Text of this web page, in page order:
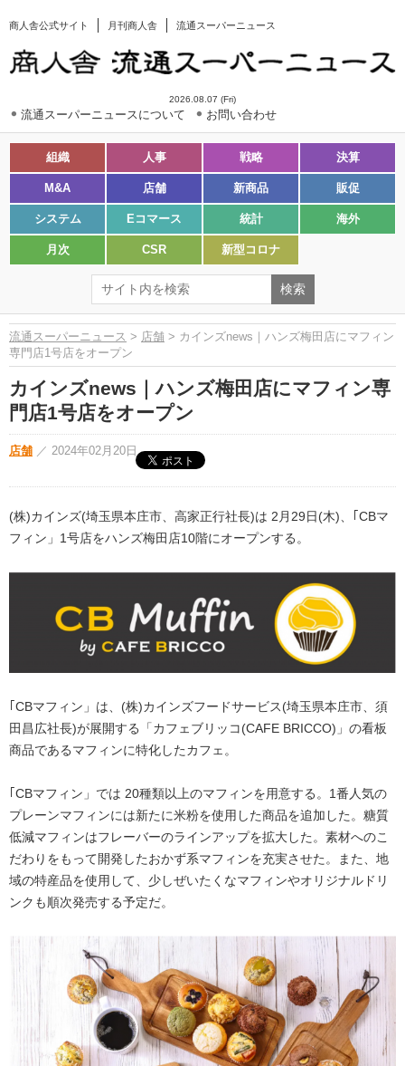
商人舎公式サイト 月刊商人舎 流通スーパーニュース
2026.08.07 (Fri)
流通スーパーニュースについて お問い合わせ
組織 人事 戦略 決算
M&A 店舗 新商品 販促
システム Eコマース 統計 海外
月次 CSR 新型コロナ
流通スーパーニュース > 店舗 > カインズnews｜ハンズ梅田店にマフィン
専門店1号店をオープン
カインズnews｜ハンズ梅田店にマフィン専
門店1号店をオープン
店舗 ／ 2024年02月20日
(株)カインズ(埼玉県本庄市、高家正行社長)は 2月29日(木)、｢CBマ
フィン」1号店をハンズ梅田店10階にオープンする。
｢CBマフィン」は、(株)カインズフードサービス(埼玉県本庄市、須
田昌広社長)が展開する「カフェブリッコ(CAFE BRICCO)」の看板
商品であるマフィンに特化したカフェ。
｢CBマフィン」では 20種類以上のマフィンを用意する。1番人気の
プレーンマフィンには新たに米粉を使用した商品を追加した。糖質
低減マフィンはフレーバーのラインアップを拡大した。素材へのこ
だわりをもって開発したおかず系マフィンを充実させた。また、地
域の特産品を使用して、少しぜいたくなマフィンやオリジナルドリ
ンクも順次発売する予定だ。